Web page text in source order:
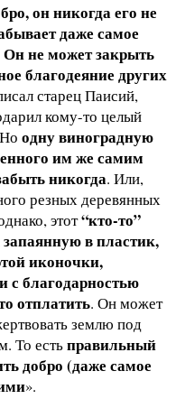
он никогда его не
даже самое
Он не может закрыть
благодеяние других
старец Паисий,
кому-то целый
одну виноградную
им же самим
никогда. Или,
резных деревянных
этот“кто-то”
в пластик,
иконочки,
с благодарностью
отплатить. Он может
землю под
То естьправильный
добро (даже самое
».